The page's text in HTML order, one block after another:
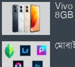
Vivo
8GB